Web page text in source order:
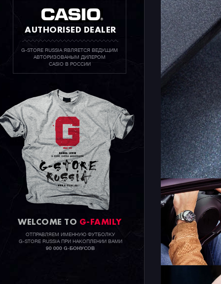
AUTHORISED DEALER
G-STORE RUSSIA ЯВЛЯЕТСЯ ВЕДУЩИМ
АВТОРИЗОВАНЫМ ДИЛЕРОМ
CASIO В РОССИИ
WELCOME TO G-FAMILY
ОТПРАВЛЯЕМ ИМЕННУЮ ФУТБОЛКУ
G-STORE RUSSIA ПРИ НАКОПЛЕНИИ ВАМИ
90 000 G-БОНУСОВ